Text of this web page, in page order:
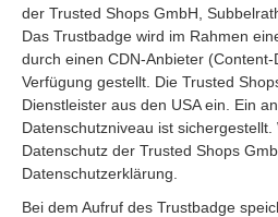
der Trusted Shops GmbH,
Das Trustbadge wird im Rahmen
durch einen CDN-Anbieter
Verfügung gestellt. Die Trusted
Dienstleister aus den USA ein. Ein
Datenschutzniveau ist
Datenschutz der Trusted Shops
Datenschutzerklärung.
Bei dem Aufruf des Trustbadge